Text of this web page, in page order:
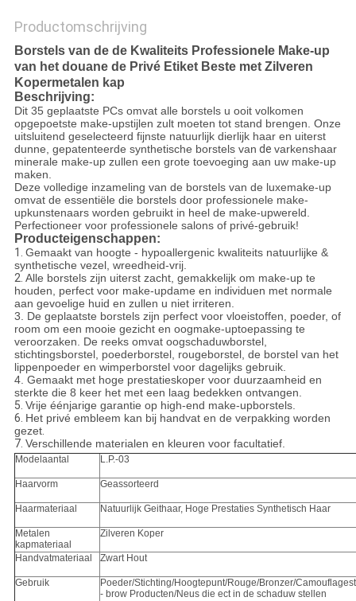
Productomschrijving
Borstels van de de Kwaliteits Professionele Make-up
van het douane de Privé Etiket Beste met Zilveren
Kopermetalen kap
Beschrijving:
Dit 35 geplaatste PCs omvat alle borstels u ooit volkomen
opgepoetste make-upstijlen zult moeten tot stand brengen. Onze
uitsluitend geselecteerd fijnste natuurlijk dierlijk haar en uiterst
dunne, gepatenteerde synthetische borstels van de varkenshaar
minerale make-up zullen een grote toevoeging aan uw make-up
maken.
Deze volledige inzameling van de borstels van de luxemake-up
omvat de essentiële die borstels door professionele make-
upkunstenaars worden gebruikt in heel de make-upwereld.
Perfectioneer voor professionele salons of privé-gebruik!
Producteigenschappen:
1. Gemaakt van hoogte - hypoallergenic kwaliteits natuurlijke &
synthetische vezel, wreedheid-vrij.
2. Alle borstels zijn uiterst zacht, gemakkelijk om make-up te
houden, perfect voor make-updame en individuen met normale
aan gevoelige huid en zullen u niet irriteren.
3. De geplaatste borstels zijn perfect voor vloeistoffen, poeder, of
room om een mooie gezicht en oogmake-uptoepassing te
veroorzaken. De reeks omvat oogschaduwborstel,
stichtingsborstel, poederborstel, rougeborstel, de borstel van het
lippenpoeder en wimperborstel voor dagelijks gebruik.
4. Gemaakt met hoge prestatieskoper voor duurzaamheid en
sterkte die 8 keer het met een laag bedekken ontvangen.
5. Vrije éénjarige garantie op high-end make-upborstels.
6. Het privé embleem kan bij handvat en de verpakking worden
gezet.
7. Verschillende materialen en kleuren voor facultatief.
Modelaantal L.P.-03
Haarvorm Geassorteerd
Haarmateriaal Natuurlijk Geithaar, Hoge Prestaties Synthetisch Haar
Metalen
kapmateriaal
Zilveren Koper
Handvatmateriaal Zwart Hout
Gebruik
Poeder/Stichting/Hoogtepunt/Rouge/Bronzer/
- brow Producten/Neus die ect in de schaduw stellen